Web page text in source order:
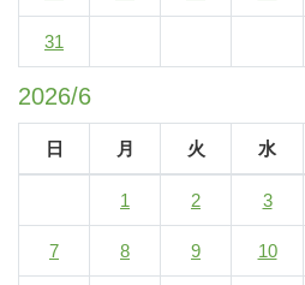
31
2026/6
日 月 火 水
1
2 3
7
8 9 10